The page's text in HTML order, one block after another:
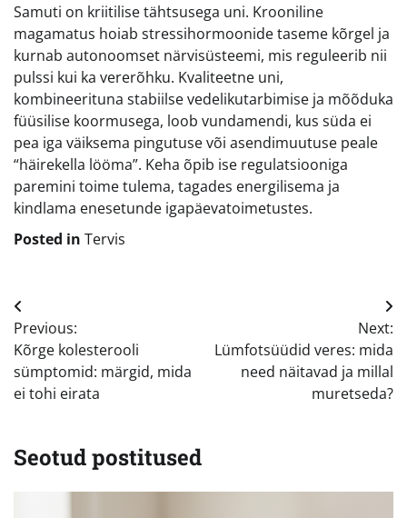
Samuti on kriitilise tähtsusega uni. Krooniline
magamatus hoiab stressihormoonide taseme kõrgel ja
kurnab autonoomset närvisüsteemi, mis reguleerib nii
pulssi kui ka vererõhku. Kvaliteetne uni,
kombineerituna stabiilse vedelikutarbimise ja mõõduka
füüsilise koormusega, loob vundamendi, kus süda ei
pea iga väiksema pingutuse või asendimuutuse peale
“häirekella lööma”. Keha õpib ise regulatsiooniga
paremini toime tulema, tagades energilisema ja
kindlama enesetunde igapäevatoimetustes.
Posted in Tervis
Navigeerimine
Previous:
Kõrge kolesterooli
sümptomid: märgid, mida
ei tohi eirata
Next:
Lümfotsüüdid veres: mida
need näitavad ja millal
muretseda?
Seotud postitused